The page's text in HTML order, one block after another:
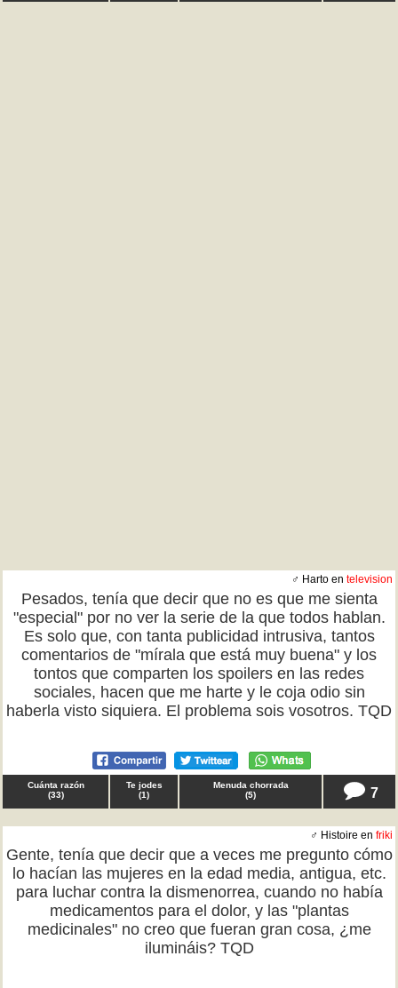
♂ Harto en television
Pesados, tenía que decir que no es que me sienta
"especial" por no ver la serie de la que todos hablan.
Es solo que, con tanta publicidad intrusiva, tantos
comentarios de "mírala que está muy buena" y los
tontos que comparten los spoilers en las redes
sociales, hacen que me harte y le coja odio sin
haberla visto siquiera. El problema sois vosotros. TQD
Cuánta razón
(33)
Te jodes
(1)
Menuda chorrada
(5) 7
♂ Histoire en friki
Gente, tenía que decir que a veces me pregunto cómo
lo hacían las mujeres en la edad media, antigua, etc.
para luchar contra la dismenorrea, cuando no había
medicamentos para el dolor, y las "plantas
medicinales" no creo que fueran gran cosa, ¿me
ilumináis? TQD